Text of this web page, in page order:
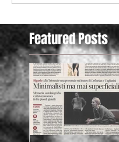
Featured Posts